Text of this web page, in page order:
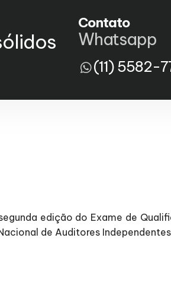
Contato
Whatsapp
(11) 5582-
edição do Exame de
de Auditores